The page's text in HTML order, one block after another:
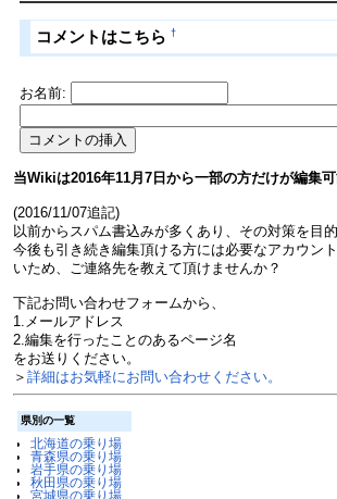
コメントはこちら †
お名前:
当Wikiは2016年11月7日から一部の方だけが編集
(2016/11/07追記)
以前からスパム書込みが多くあり、その対策を目的
今後も引き続き編集頂ける方には必要なアカウン
いため、ご連絡先を教えて頂けませんか？
下記お問い合わせフォームから、
1.メールアドレス
2.編集を行ったことのあるページ名
をお送りください。
＞ 詳細はお気軽にお問い合わせください。
県別の一覧
北海道の乗り場
青森県の乗り場
岩手県の乗り場
秋田県の乗り場
宮城県の乗り場